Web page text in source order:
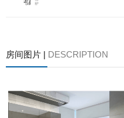
房间图片 | DESCRIPTION